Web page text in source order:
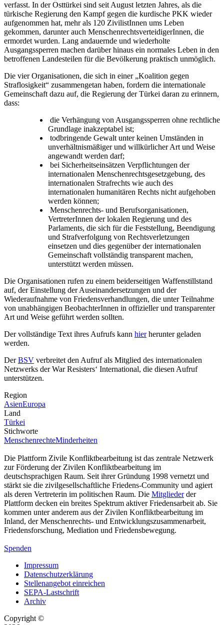
verfasst. In der Osttürkei sind seit August letzten Jahres, als die
türkische Regierung den Kampf gegen die kurdische PKK wieder
aufgenommen hat, mehr als 120 ZivilistInnen ums Leben
gekommen, darunter auch MenschenrechtsverteidigerInnen, die
ermordet wurden. Lang andauernde und wiederholte
Ausgangssperren machen darüber hinaus ein normales Leben in den
betroffenen Landesteilen für die Bevölkerung praktisch unmöglich.
Die vier Organisationen, die sich in einer „Koalition gegen
Straflosigkeit“ zusammengetan haben, fordern die internationale
Gemeinschaft dazu auf, die Regierung der Türkei daran zu erinnern,
dass:
die Verhängung von Ausgangssperren ohne rechtliche
Grundlage inakzeptabel ist;
todbringende Gewalt unter keinen Umständen in
unverhältnismäßiger und willkürlicher Art und Weise
angewandt werden darf;
bei Sicherheitseinsätzen Verpflichtungen der
internationalen Menschenrechtsgesetzgebung, des
internationalen Strafrechts wie auch des
internationalen humanitären Rechts nicht aufgehoben
werden können;
Menschenrechts- und Berufsorganisationen,
VertreterInnen der lokalen Regierung und des
Parlaments, die sich für die Feststellung, Beendigung
und Strafverfolgung von Rechtsverletzungen
einsetzen und dies gegenüber der internationalen
Gemeinschaft vollständig transparent machen,
unterstützt werden müssen.
Die Organisationen rufen zu einem beiderseitigen Waffenstillstand
auf, der Einstellung der Auseinandersetzungen und der
Wiederaufnahme von Friedensverhandlungen, die unter Teilnahme
von unabhängigen BeobachterInnen in offizieller und transparenter
Art und Weise geführt werden sollten.
Der vollständige Text ihres Aufrufs kann hierherunter geladen
werden.
DerBSV verbreitet den Aufruf als Mitglied des internationalen
Netzwerks der War Resisters‘ International, die diesen Aufruf
unterstützen.
Region
AsienEuropa
Land
Türkei
Stichworte
MenschenrechteMinderheiten
Die Plattform Zivile Konfliktbearbeitung ist das zentrale Netzwerk
zur Förderung der Zivilen Konfliktbearbeitung im
deutschsprachigen Raum. Seit ihrer Gründung 1998 vernetzt und
stärkt sie die zivilgesellschaftliche Friedens-Community und agiert
als deren Vertreterin im politischen Raum. Die Mitgliederder
Plattform decken ein breites Spektrum aktiver Friedensarbeit ab. Sie
kommen unter anderem aus der Zivilen Konfliktbearbeitung im
Inland, der Menschenrechts- und Entwicklungszusammenarbeit,
Friedensforschung, Mediation und Friedensbewegung.
Spenden
Impressum
Datenschutzerklärung
Stellenangebot einreichen
SEPA-Lastschrift
Archiv
Copyright ©